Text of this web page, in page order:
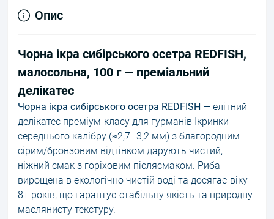
Опис
Чорна ікра сибірського осетра REDFISH,
малосольна, 100 г — преміальний
делікатес
Чорна ікра сибірського осетра REDFISH — елітний
делікатес преміум-класу для гурманів Ікринки
середнього калібру (≈2,7–3,2 мм) з благородним
сірим/бронзовим відтінком дарують чистий,
ніжний смак з горіховим післясмаком. Риба
вирощена в екологічно чистій воді та досягає віку
8+ років, що гарантує стабільну якість та природну
маслянисту текстуру.